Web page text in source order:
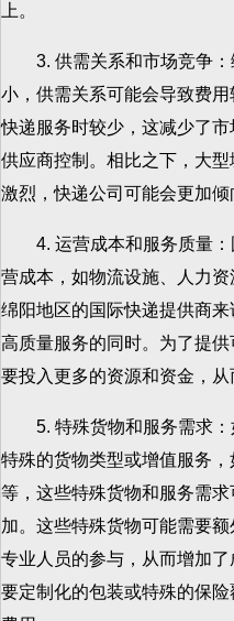
上。
3. 供需关系和市场竞争：
小，供需关系可能会导致费
快递服务时较少，这减少了
供应商控制。相比之下，大
激烈，快递公司可能会更加倾
4. 运营成本和服务质量：
营成本，如物流设施、人力
绵阳地区的国际快递提供商
高质量服务的同时。为了提
要投入更多的资源和资金，从
5. 特殊货物和服务需求：
特殊的货物类型或增值服务
等，这些特殊货物和服务需
加。这些特殊货物可能需要
专业人员的参与，从而增加
要定制化的包装或特殊的保